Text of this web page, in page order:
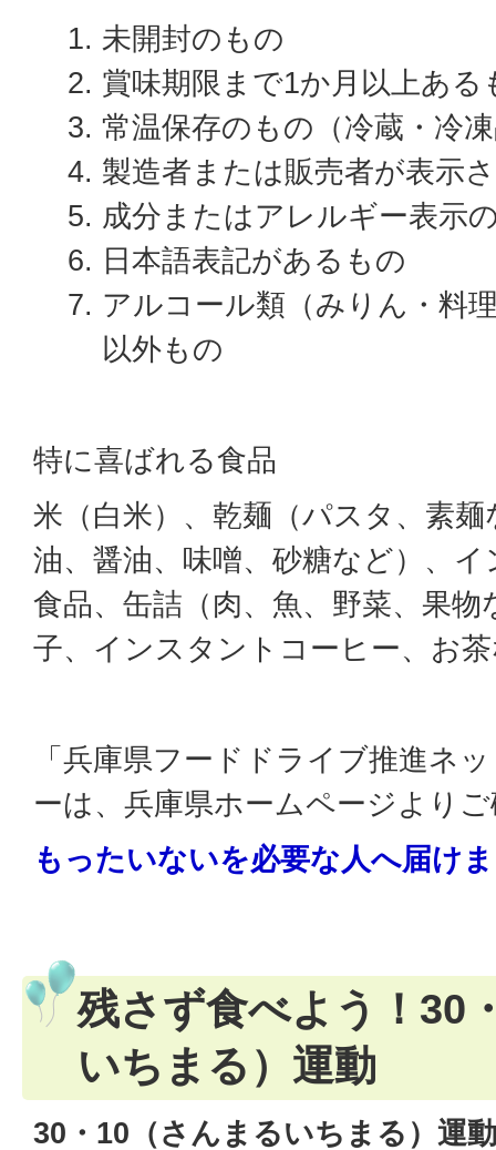
未開封のもの
賞味期限まで1か月以上ある
常温保存のもの（冷蔵・冷
製造者または販売者が表示
成分またはアレルギー表示
日本語表記があるもの
アルコール類（みりん・料
以外もの
特に喜ばれる食品
米（白米）、乾麺（パスタ、素
油、醤油、味噌、砂糖など）、
食品、缶詰（肉、魚、野菜、果物
子、インスタントコーヒー、お
「兵庫県フードドライブ推進ネ
ーは、兵庫県ホームページより
もったいないを必要な人へ届け
残さず食べよう！30
いちまる）運動
30・10（さんまるいちまる）運